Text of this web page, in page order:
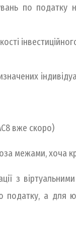
по
вже скоро)
межами, хоча
з
податку, а